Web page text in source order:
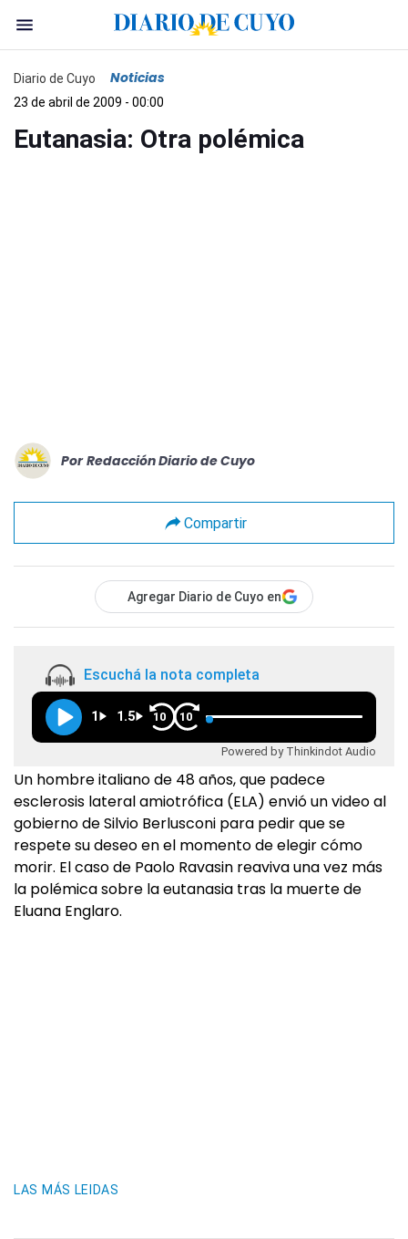
Diario de Cuyo Noticias
23 de abril de 2009 - 00:00
Eutanasia: Otra polémica
Por Redacción Diario de Cuyo
Compartir
Agregar Diario de Cuyo en
Escuchá la nota completa
1 1.5 10 10
Powered by Thinkindot Audio
Un hombre italiano de 48 años, que padece
esclerosis lateral amiotrófica (ELA) envió un video al
gobierno de Silvio Berlusconi para pedir que se
respete su deseo en el momento de elegir cómo
morir. El caso de Paolo Ravasin reaviva una vez más
la polémica sobre la eutanasia tras la muerte de
Eluana Englaro.
LAS MÁS LEIDAS